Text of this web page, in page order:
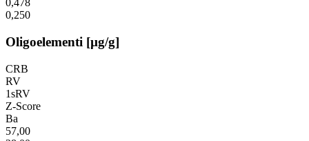
0,478
0,250
Oligoelementi [µg/g]
CRB
RV
1sRV
Z-Score
Ba
57,00